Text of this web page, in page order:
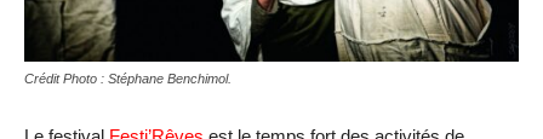
Crédit Photo : Stéphane Benchimol.